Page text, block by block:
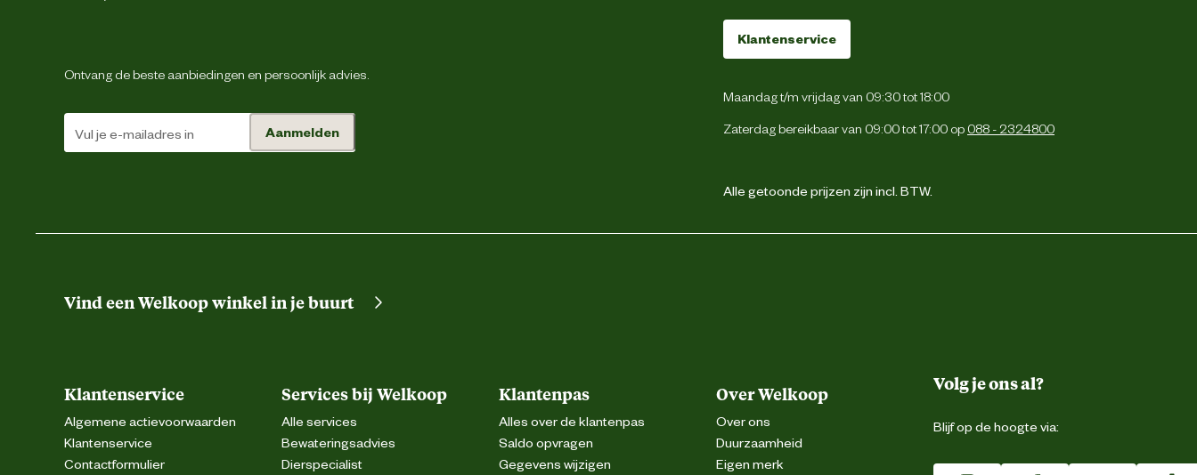
Ontvang de beste aanbiedingen en persoonlijk advies.
Aanmelden
Klantenservice
Maandag t/m vrijdag van 09:30 tot 18:00
Zaterdag bereikbaar van 09:00 tot 17:00 op 088 - 2324800
Alle getoonde prijzen zijn incl. BTW.
Vind een Welkoop winkel in je buurt
Klantenservice
Algemene actievoorwaarden
Klantenservice
Contactformulier
Services bij Welkoop
Alle services
Bewateringsadvies
Dierspecialist
Klantenpas
Alles over de klantenpas
Saldo opvragen
Gegevens wijzigen
Over Welkoop
Over ons
Duurzaamheid
Eigen merk
Volg je ons al?
Blijf op de hoogte via: